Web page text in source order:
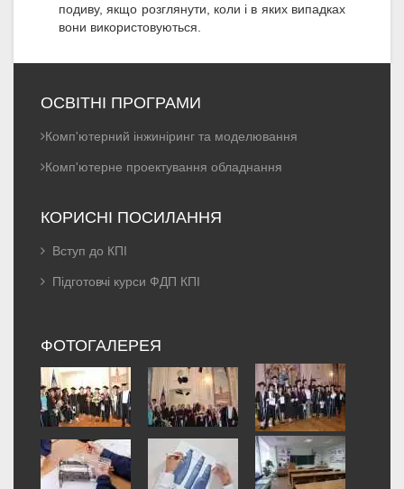
подиву, якщо розглянути, коли і в яких випадках
вони використовуються.
ОСВІТНІ ПРОГРАМИ
Комп'ютерний інжиніринг та моделювання
Комп'ютерне проектування обладнання
КОРИСНІ ПОСИЛАННЯ
Вступ до КПІ
Підготовчі курси ФДП КПІ
ФОТОГАЛЕРЕЯ